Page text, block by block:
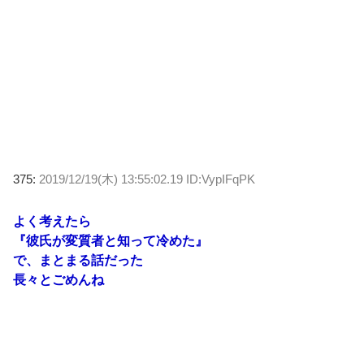
375: 2019/12/19(木) 13:55:02.19 ID:VypIFqPK
よく考えたら
『彼氏が変質者と知って冷めた』
で、まとまる話だった
長々とごめんね